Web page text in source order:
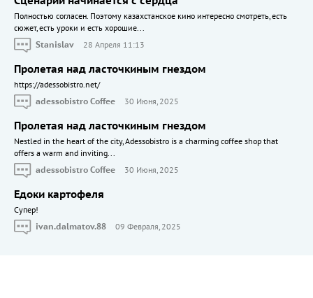
Полностью согласен. Поэтому казахстанское кино интересно смотреть, есть
сюжет, есть уроки и есть хорошие...
Stanislav
28 Апреля 11:13
Пролетая над ласточкиным гнездом
https://adessobistro.net/
adessobistro Coffee
30 Июня, 2025
Пролетая над ласточкиным гнездом
Nestled in the heart of the city, Adessobistro is a charming coffee shop that
offers a warm and inviting...
adessobistro Coffee
30 Июня, 2025
Едоки картофеля
Cупер!
ivan.dalmatov.88
09 Февраля, 2025